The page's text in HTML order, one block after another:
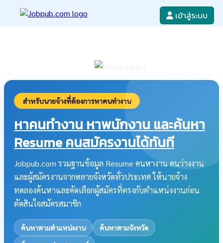
เข้าสู่ระบบ
สำหรับนายจ้างที่ต้องการหาคนทำงาน
หาคนทำงาน หาพนักงาน และค้นหา
Resume คนสมัครงานได้ทันที
Jobpub.com รวมฐานข้อมูล Resume คนหางาน คนว่างงาน
และผู้สมัครงานจากหลายจังหวัดทั่วประเทศ ให้นายจ้าง
ทดลองค้นหาและคัดเลือกผู้สมัครที่ตรงกับตำแหน่งงานก่อน
ตัดสินใจสมัครสมาชิก
ค้นหาตามตำแหน่งงาน
ค้นหาตามจังหวัด